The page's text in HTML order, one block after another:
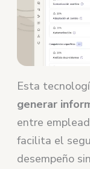
Esta
generar
entre
facilita el
desempeño